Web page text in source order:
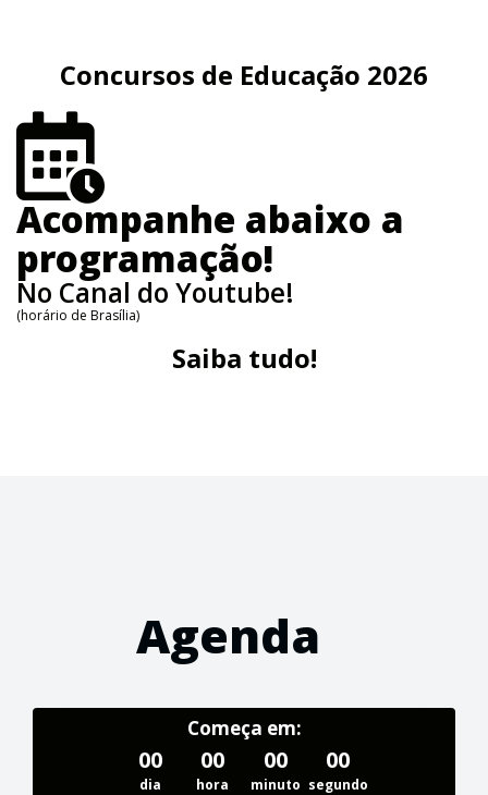
Concursos de Educação 2026
Acompanhe abaixo a
programação!
No Canal do Youtube!
(horário de Brasília)
Saiba tudo!
Agenda
Começa em:
00
dia
00
hora
00
minuto
00
segundo